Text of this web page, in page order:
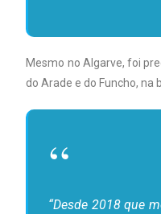
Mesmo no Algarve, foi
do Arade e do Funcho, na
“Desde 2018 que